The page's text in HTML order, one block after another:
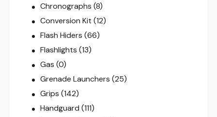
Chronographs (8)
Conversion Kit (12)
Flash Hiders (66)
Flashlights (13)
Gas (0)
Grenade Launchers (25)
Grips (142)
Handguard (111)